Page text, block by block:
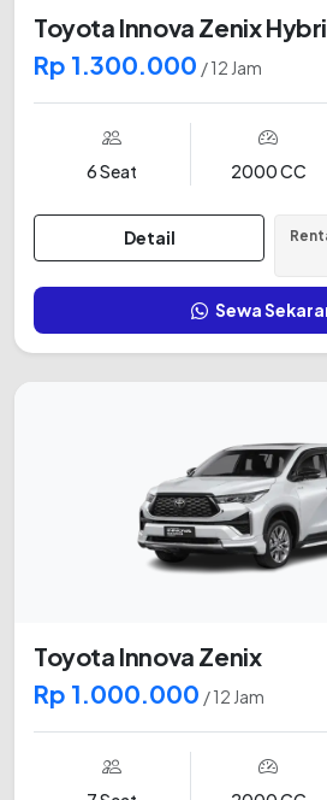
Toyota Innova Zenix
Rp 1.300.000 / 12 Jam
6 Seat 2000 CC
Detail
Sewa
Toyota Innova Zenix
Rp 1.000.000 / 12 Jam